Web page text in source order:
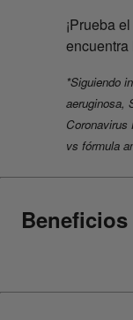
¡Prueba
encuentra
*Siguiendo
aeruginosa,
vs fórmula